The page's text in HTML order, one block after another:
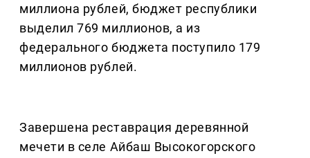
миллиона рублей, бюджет республики
выделил 769 миллионов, а из
федерального бюджета поступило 179
миллионов рублей.
Завершена реставрация деревянной
мечети в селе Айбаш Высокогорского